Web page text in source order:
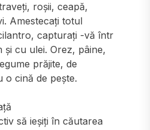
roșii, ceapă,
Amestecați totul
capturați -vă într
cu ulei. Orez, pâine,
prăjite, de
o cină de pește.
să ieșiți în căutarea